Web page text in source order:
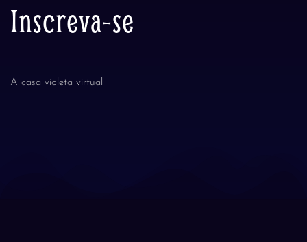
Inscreva-se
A casa violeta virtual